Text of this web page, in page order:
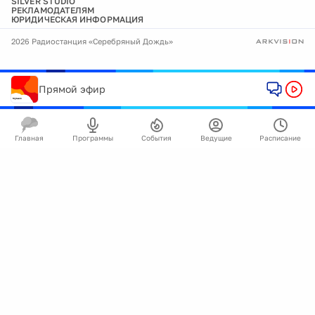
РЕКЛАМОДАТЕЛЯМ
ЮРИДИЧЕСКАЯ ИНФОРМАЦИЯ
2026 Радиостанция «Серебряный Дождь»
Прямой эфир
Главная Программы События Ведущие Расписание